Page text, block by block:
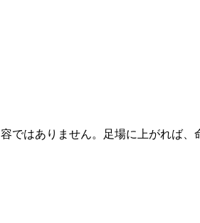
ではありません。足場に上がれば、